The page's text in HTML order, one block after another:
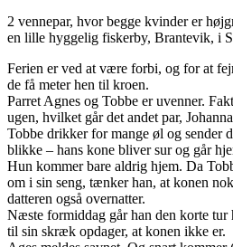
2 vennepar, hvor begge kvinder er
en lille hyggelig fiskerby, Brantevik, i
Ferien er ved at være forbi, og for at
de få meter hen til kroen.
Parret Agnes og Tobbe er uvenner.
ugen, hvilket går det andet par,
Tobbe drikker for mange øl og sender
blikke – hans kone bliver sur og går
Hun kommer bare aldrig hjem. Da
om i sin seng, tænker han, at konen
datteren også overnatter.
Næste formiddag går han den korte tur
til sin skræk opdager, at konen ikke er.